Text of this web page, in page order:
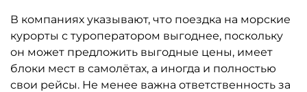
В компаниях указывают, что поездка на морские
курорты с туроператором выгоднее, поскольку
он может предложить выгодные цены, имеет
блоки мест в самолётах, а иногда и полностью
свои рейсы. Не менее важна ответственность за